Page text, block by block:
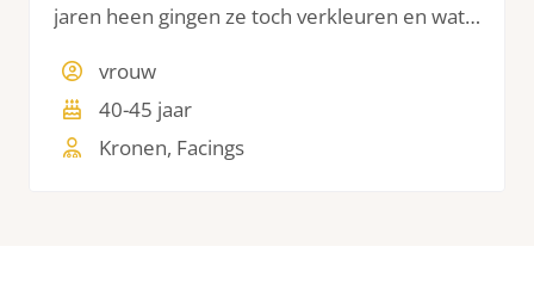
jaren heen gingen ze toch verkleuren en wat
we haar de witte lach die haar zo mooi staat
terug gegeven.
vrouw
40-45 jaar
Kronen, Facings